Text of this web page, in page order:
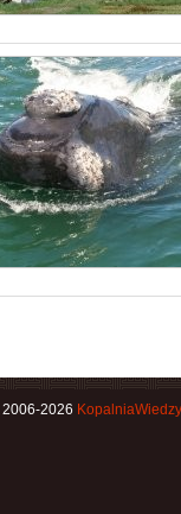
2026